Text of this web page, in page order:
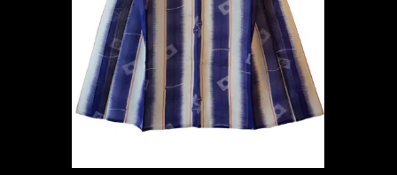
關於M+藏品
探索世界頂級的二十及二十一世紀視覺
文化藏品。